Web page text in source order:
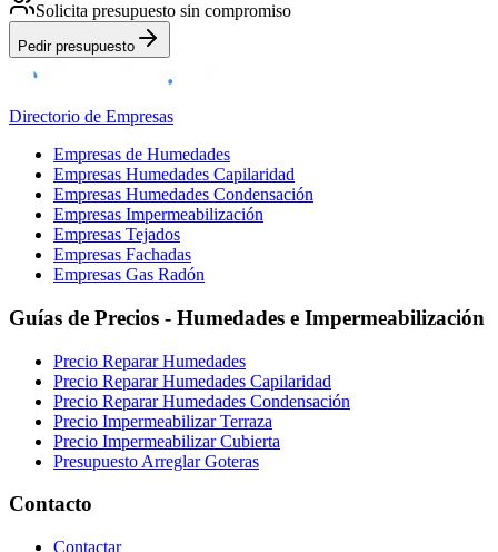
Solicita presupuesto sin compromiso
Pedir presupuesto
Directorio de Empresas
Empresas de Humedades
Empresas Humedades Capilaridad
Empresas Humedades Condensación
Empresas Impermeabilización
Empresas Tejados
Empresas Fachadas
Empresas Gas Radón
Guías de Precios - Humedades e Impermeabilización
Precio Reparar Humedades
Precio Reparar Humedades Capilaridad
Precio Reparar Humedades Condensación
Precio Impermeabilizar Terraza
Precio Impermeabilizar Cubierta
Presupuesto Arreglar Goteras
Contacto
Contactar